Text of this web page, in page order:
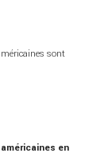
sont
en